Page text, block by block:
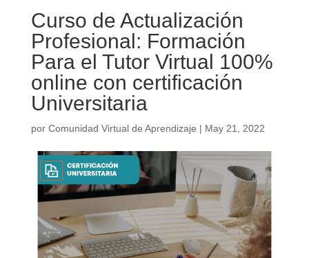
Curso de Actualización
Profesional: Formación
Para el Tutor Virtual 100%
online con certificación
Universitaria
por Comunidad Virtual de Aprendizaje | May 21, 2022